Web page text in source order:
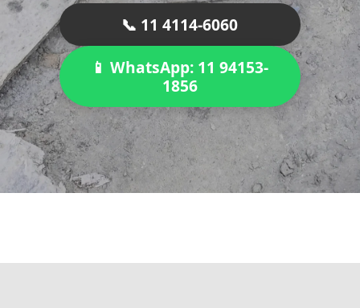
📞 11 4114-6060
📱 WhatsApp: 11 94153-
1856